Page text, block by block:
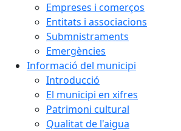
Empreses i comerços
Entitats i associacions
Submnistraments
Emergències
Informació del municipi
Introducció
El municipi en xifres
Patrimoni cultural
Qualitat de l'aigua